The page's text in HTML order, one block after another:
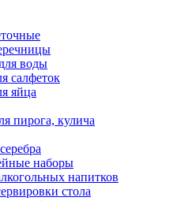
воды
салфеток
яйца
пирога, кулича
наборы
напитков
стола